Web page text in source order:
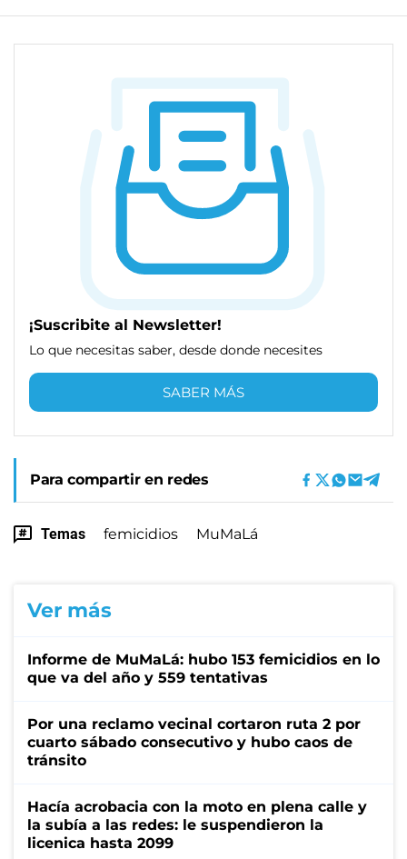
¡Suscribite al Newsletter!
Lo que necesitas saber, desde donde necesites
SABER MÁS
Para compartir en redes
Temas femicidios MuMaLá
Ver más
Informe de MuMaLá: hubo 153 femicidios en lo
que va del año y 559 tentativas
Por una reclamo vecinal cortaron ruta 2 por
cuarto sábado consecutivo y hubo caos de
tránsito
Hacía acrobacia con la moto en plena calle y
la subía a las redes: le suspendieron la
licenica hasta 2099